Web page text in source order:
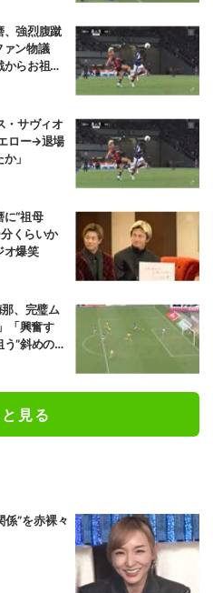
、強烈腹蹴
ン物議
からお祖母
・サヴィオ
ロー→退場
」
に“祖母
くらいか
オ爆笑
、完璧ム
「興奮す
”斜めの抜
見る
”を赤裸々